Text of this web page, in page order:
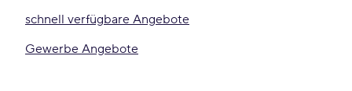
schnell verfügbare Angebote
Gewerbe Angebote